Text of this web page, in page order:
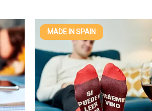
MADE IN SPAIN